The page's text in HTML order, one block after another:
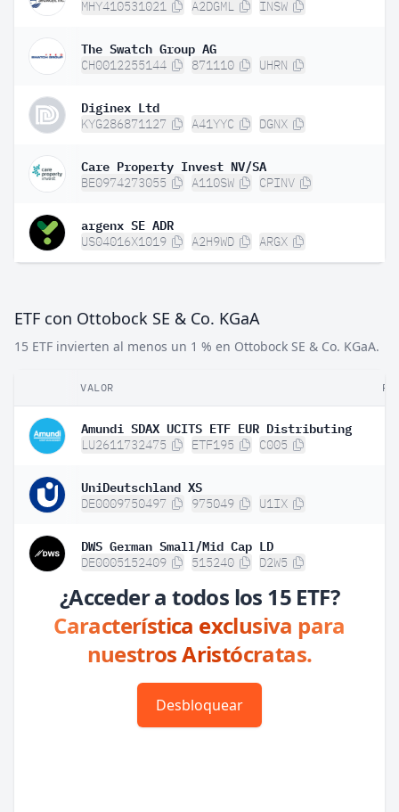
MHY410531021 A2DGML INSW
The Swatch Group AG
CH0012255144 871110 UHRN
Diginex Ltd
KYG286871127 A41YYC DGNX
Care Property Invest NV/SA
BE0974273055 A110SW CPINV
argenx SE ADR
US04016X1019 A2H9WD ARGX
ETF con Ottobock SE & Co. KGaA
15 ETF invierten al menos un 1 % en Ottobock SE & Co. KGaA.
VALOR
Amundi SDAX UCITS ETF EUR Distributing
LU2611732475 ETF195 C005
UniDeutschland XS
DE0009750497 975049 U1IX
DWS German Small/Mid Cap LD
DE0005152409 515240 D2W5
¿Acceder a todos los 15 ETF?
Característica exclusiva para
nuestros Aristócratas.
Desbloquear